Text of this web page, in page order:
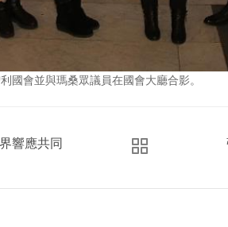
國會並與瑪桑眾議員在國會大廳合影。
響應共同